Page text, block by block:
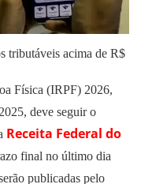
tributáveis acima de R$
Física (IRPF) 2026,
deve seguir o
Receita Federal do
final no último dia
publicadas pelo